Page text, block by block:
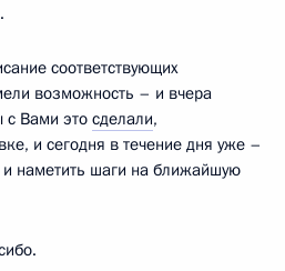
соответствующих
возможность – и вчера
с Вами это сделали,
и сегодня в течение дня уже –
наметить шаги на ближайшую